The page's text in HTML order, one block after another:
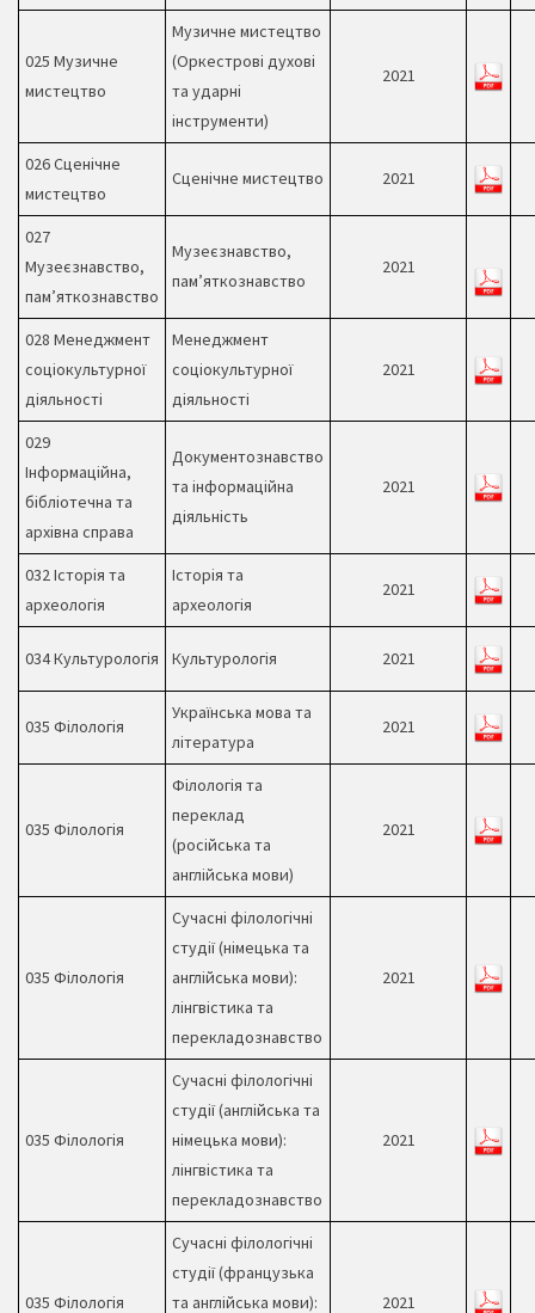
025 Музичне
мистецтво
Музичне мистецтво
(Оркестрові духові
та ударні
інструменти)
2021
026 Сценічне
мистецтво
Сценічне мистецтво 2021
027
Музеєзнавство,
пам’яткознавство
Музеєзнавство,
пам’яткознавство
2021
028 Менеджмент
соціокультурної
діяльності
Менеджмент
соціокультурної
діяльності
2021
029
Інформаційна,
бібліотечна та
архівна справа
Документознавство
та інформаційна
діяльність
2021
032 Історія та
археологія
Історія та
археологія
2021
034 Культурологія Культурологія 2021
035 Філологія
Українська мова та
література
2021
035 Філологія
Філологія та
переклад
(російська та
англійська мови)
2021
035 Філологія
Сучасні філологічні
студії (німецька та
англійська мови):
лінгвістика та
перекладознавство
2021
035 Філологія
Сучасні філологічні
студії (англійська та
німецька мови):
лінгвістика та
перекладознавство
2021
035 Філологія
Сучасні філологічні
студії (французька
та англійська мови):
2021